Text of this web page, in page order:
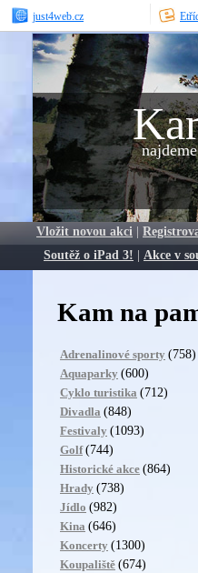
just4web.cz
Vložit novou akci |
Soutěž o iPad 3! | Akce v
Kam na
Adrenalinové sporty (758)
Aquaparky (600)
Cyklo turistika (712)
Divadla (848)
Festivaly (1093)
Golf (744)
Historické akce (864)
Hrady (738)
Jídlo (982)
Kina (646)
Koncerty (1300)
Koupaliště (674)